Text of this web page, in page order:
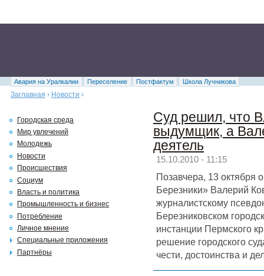
Авария на Уралкалии Переселение Постфактум
Школа Лучникова
Заглавная › Новости ›
Суд решил, что
выдумщик, а
деятель
15.10.2010 - 11:15
Позавчера, 13 октября
Березники» Валерий
журналистскому
Березниковском
инстанции Пермского
решение городского
чести, достоинства и
Городская среда
Мир увлечений
Молодежь
Новости
Происшествия
Социум
Власть и политика
Промышленность и бизнес
Потребление
Личное мнение
Специальные приложения
Партнёры